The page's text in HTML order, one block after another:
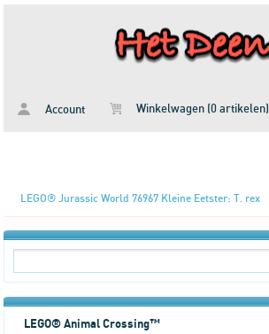
Account Winkelwagen (0 artikelen)
LEGO® Jurassic World 76967 Kleine Eetster: T. rex
LEGO® Animal Crossing™